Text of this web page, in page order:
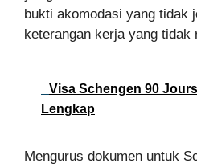
bukti akomodasi yang tidak
keterangan kerja yang tidak
Visa Schengen 90
Lengkap
Mengurus dokumen untuk